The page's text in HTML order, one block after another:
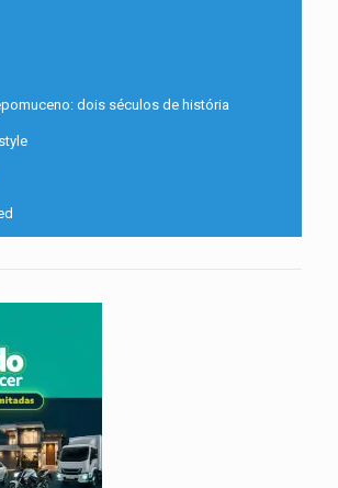
dois séculos de história